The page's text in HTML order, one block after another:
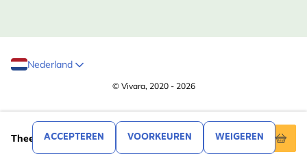
ACCEPTEREN VOORKEUREN WEIGEREN
Theedoeken met vogels - Roy Kirkham 19
Nederland
© Vivara, 2020 - 2026